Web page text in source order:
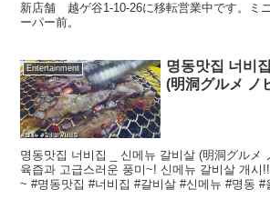
新店舗 越ゲ谷1-10-26に移転営業中です。ミ
ーパー前。
Entertainment
명동맛집 너비
(明洞グルメ ノ
명동맛집 너비집 _ 신메뉴 갈비살 (明洞グルメ
육즙과 고급스러운 풍미~! 신메뉴 갈비살 개시
~ #명동맛집 #너비집 #갈비살 #신메뉴 #명동 #